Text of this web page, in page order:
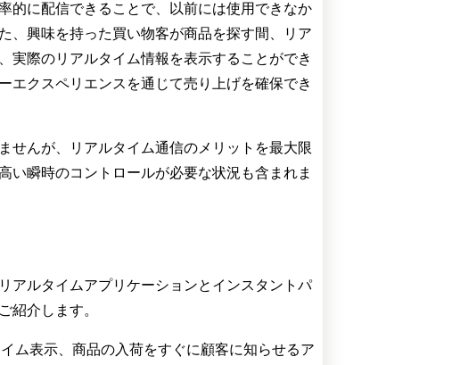
的に配信できることで、以前には使用できなか
、興味を持った買い物客が商品を探す間、リア
実際のリアルタイム情報を表示することができ
エクスペリエンスを通じて売り上げを確保でき
せんが、リアルタイム通信のメリットを最大限
い瞬時のコントロールが必要な状況も含まれま
アルタイムアプリケーションとインスタントパ
紹介します。
ム表示、商品の入荷をすぐに顧客に知らせるア